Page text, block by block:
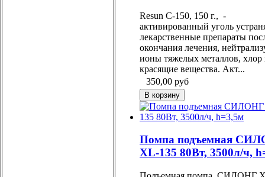
Resun C-150, 150 г., -
активированный уголь
лекарственные препараты
окончания лечения,
ионы тяжелых металлов, хлор
красящие вещества. Акт...
350,00 руб
Помпа подъемная
XL-135 80Вт, 3500л/ч,